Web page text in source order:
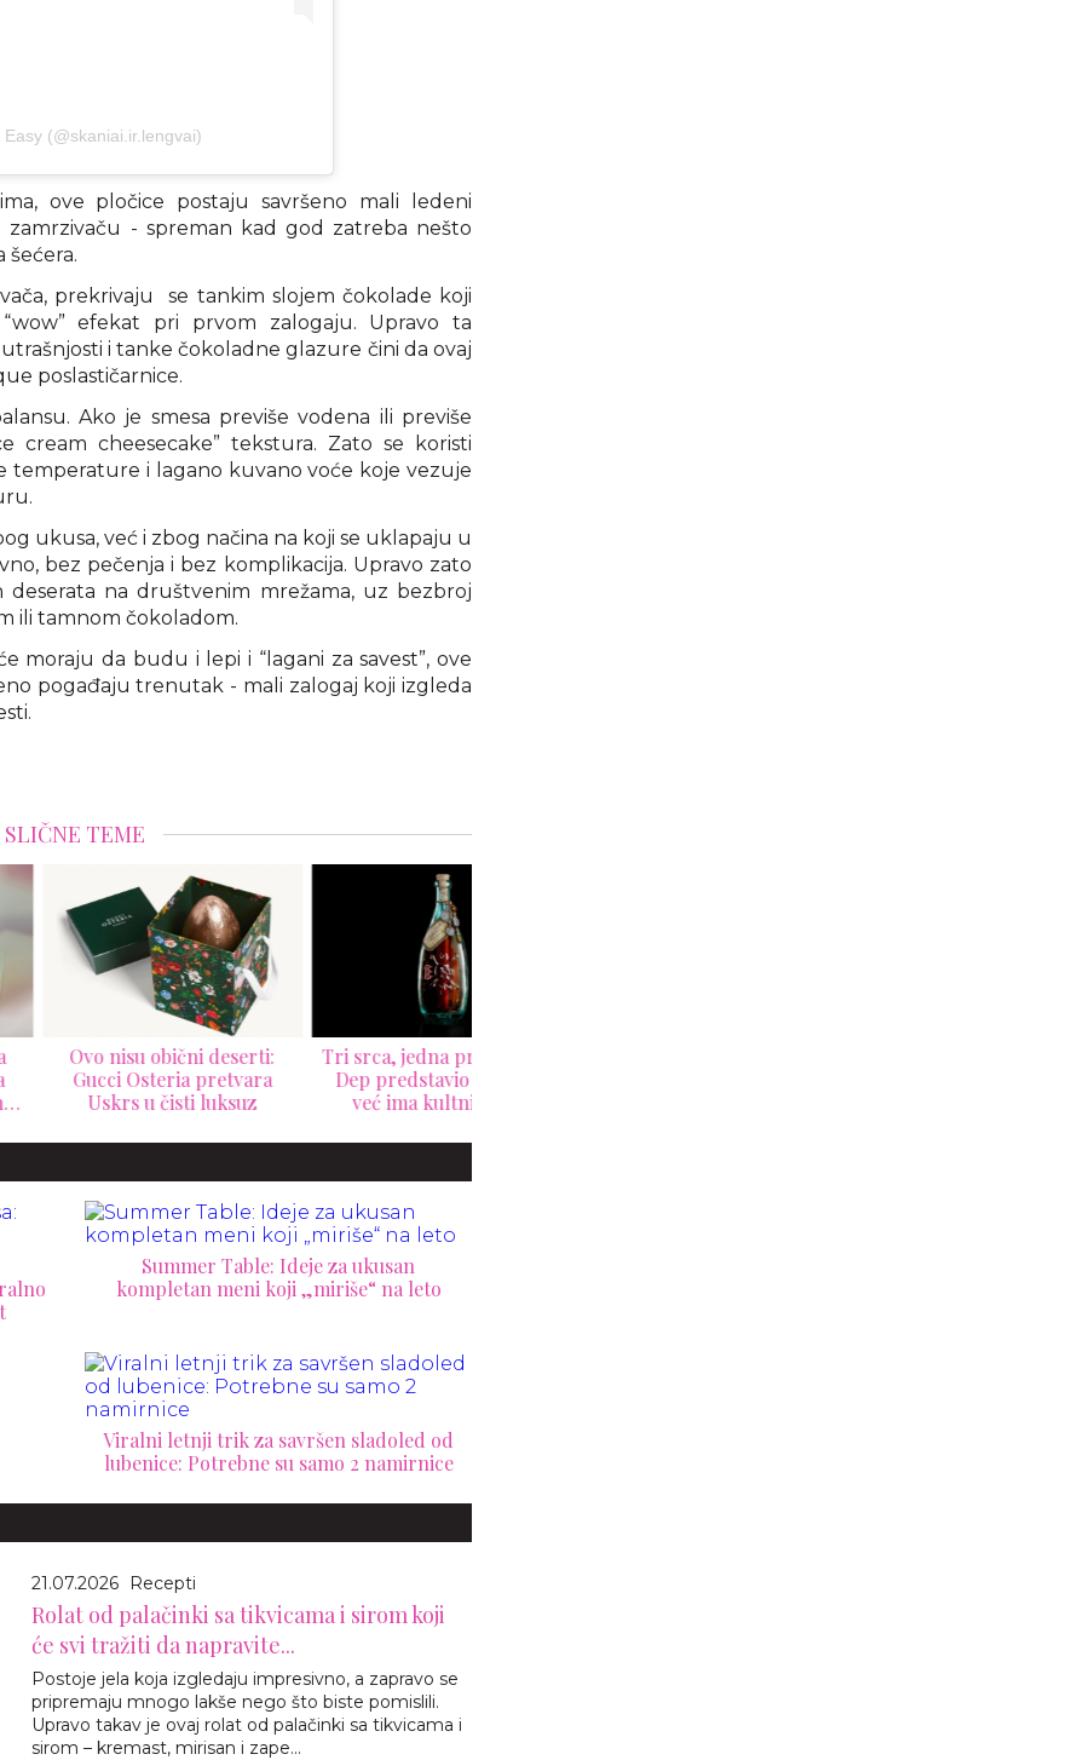
(@skaniai.ir.lengvai)
ove pločice postaju savršeno mali ledeni
- spreman kad god zatreba nešto
šećera.
prekrivaju se tankim slojem čokolade koji
efekat pri prvom zalogaju. Upravo ta
i tanke čokoladne glazure čini da ovaj
poslastičarnice.
Ako je smesa previše vodena ili previše
cream cheesecake” tekstura. Zato se koristi
temperature i lagano kuvano voće koje vezuje
ukusa, već i zbog načina na koji se uklapaju u
bez pečenja i bez komplikacija. Upravo zato
na društvenim mrežama, uz bezbroj
ili tamnom čokoladom.
moraju da budu i lepi i “lagani za savest”, ove
pogađaju trenutak - mali zalogaj koji izgleda
SLIČNE TEME
nisu obični deserti:
Osteria pretvara
u čisti luksuz
Tri srca, jedna priča: Džoni
Dep predstavio rum koji
već ima kultni status
Summer Table: Ideje za ukusan
kompletan meni koji „miriše“ na leto
Viralni letnji trik za savršen sladoled od
lubenice: Potrebne su samo 2 namirnice
21.07.2026 Recepti
Rolat od palačinki sa tikvicama i sirom koji
će svi tražiti da napravite...
Postoje jela koja izgledaju impresivno, a zapravo se
pripremaju mnogo lakše nego što biste pomislili.
Upravo takav je ovaj rolat od palačinki sa tikvicama i
sirom – kremast, mirisan i zape...